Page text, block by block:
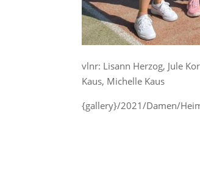
vlnr: Lisann Herzog, Jule
Kaus, Michelle Kaus
{gallery}/2021/Damen/